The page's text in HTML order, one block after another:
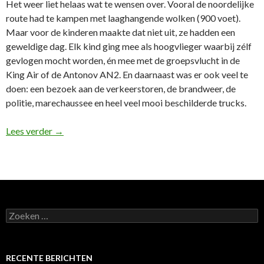
Het weer liet helaas wat te wensen over. Vooral de noordelijke
route had te kampen met laaghangende wolken (900 voet).
Maar voor de kinderen maakte dat niet uit, ze hadden een
geweldige dag. Elk kind ging mee als hoogvlieger waarbij zélf
gevlogen mocht worden, én mee met de groepsvlucht in de
King Air of de Antonov AN2. En daarnaast was er ook veel te
doen: een bezoek aan de verkeerstoren, de brandweer, de
politie, marechaussee en heel veel mooi beschilderde trucks.
Lees verder Hoogvliegersdag 22 mei
→
Zoeken
naar:
RECENTE BERICHTEN